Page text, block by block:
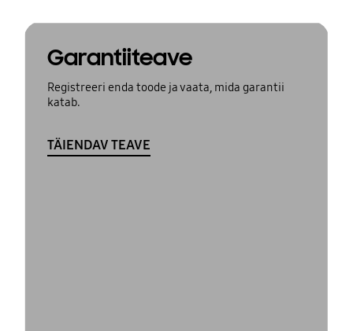
Garantiiteave
Registreeri enda toode ja vaata, mida garantii
katab.
TÄIENDAV TEAVE